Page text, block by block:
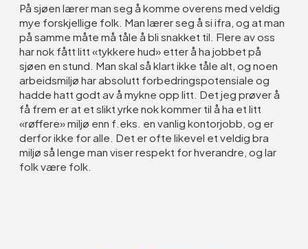
På sjøen lærer man seg å komme overens med veldig
mye forskjellige folk. Man lærer seg å si ifra, og at man
på samme måte må tåle å bli snakket til. Flere av oss
har nok fått litt «tykkere hud» etter å ha jobbet på
sjøen en stund. Man skal så klart ikke tåle alt, og noen
arbeidsmiljø har absolutt forbedringspotensiale og
hadde hatt godt av å mykne opp litt. Det jeg prøver å
få frem er at et slikt yrke nok kommer til å ha et litt
«røffere» miljø enn f.eks. en vanlig kontorjobb, og er
derfor ikke for alle. Det er ofte likevel et veldig bra
miljø så lenge man viser respekt for hverandre, og lar
folk være folk.